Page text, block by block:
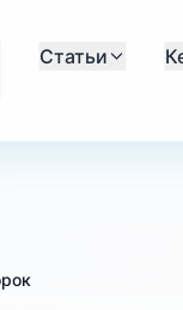
Статьи